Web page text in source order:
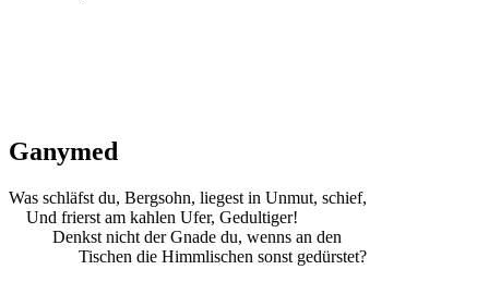
Ganymed
Was schläfst du, Bergsohn, liegest in Unmut, schief,
Und frierst am kahlen Ufer, Gedultiger!
Denkst nicht der Gnade du, wenns an den
Tischen die Himmlischen sonst gedürstet?